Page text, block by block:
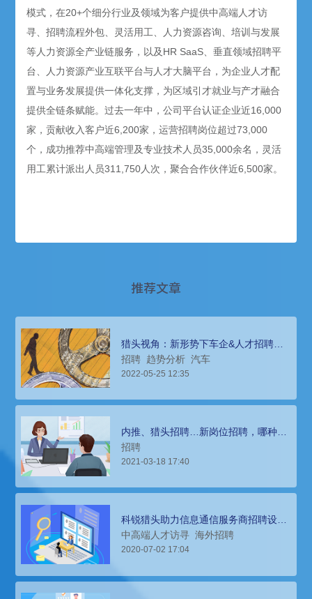
模式，在20+个细分行业及领域为客户提供中高端人才访
寻、招聘流程外包、灵活用工、人力资源咨询、培训与发展
等人力资源全产业链服务，以及HR SaaS、垂直领域招聘平
台、人力资源产业互联平台与人才大脑平台，为企业人才配
置与业务发展提供一体化支撑，为区域引才就业与产才融合
提供全链条赋能。过去一年中，公司平台认证企业近16,000
家，贡献收入客户近6,200家，运营招聘岗位超过73,000
个，成功推荐中高端管理及专业技术人员35,000余名，灵活
用工累计派出人员311,750人次，聚合合作伙伴近6,500家。
推荐文章
猎头视角：新形势下车企&人才招聘如
何破题？
招聘 趋势分析 汽车
2022-05-25 12:35
内推、猎头招聘…新岗位招聘，哪种招
聘方式更加适合？
招聘
2021-03-18 17:40
科锐猎头助力信息通信服务商招聘设计
高管
中高端人才访寻 海外招聘
2020-07-02 17:04